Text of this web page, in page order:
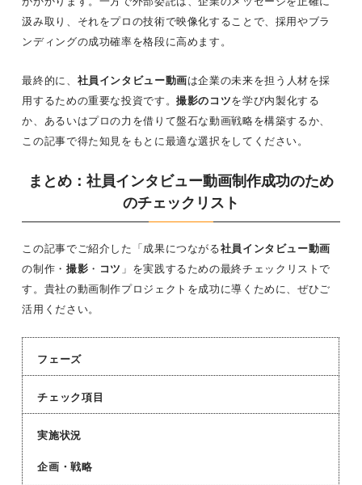
汲み取り、それをプロの技術で映像化することで、採用やブラ
ンディングの成功確率を格段に高めます。
最終的に、 社員インタビュー動画は企業の未来を担う人材を採
用するための重要な投資です。撮影のコツを学び内製化する
か、あるいはプロの力を借りて盤石な動画戦略を構築するか、
この記事で得た知見をもとに最適な選択をしてください。
まとめ：社員インタビュー動画制作成功のため
のチェックリスト
この記事でご紹介した「成果につながる社員インタビュー動画
の制作・ 撮影 ・ コツ 」を実践するための最終チェックリストで
す。貴社の動画制作プロジェクトを成功に導くために、ぜひご
活用ください。
フェーズ
チェック項目
実施状況
企画・戦略